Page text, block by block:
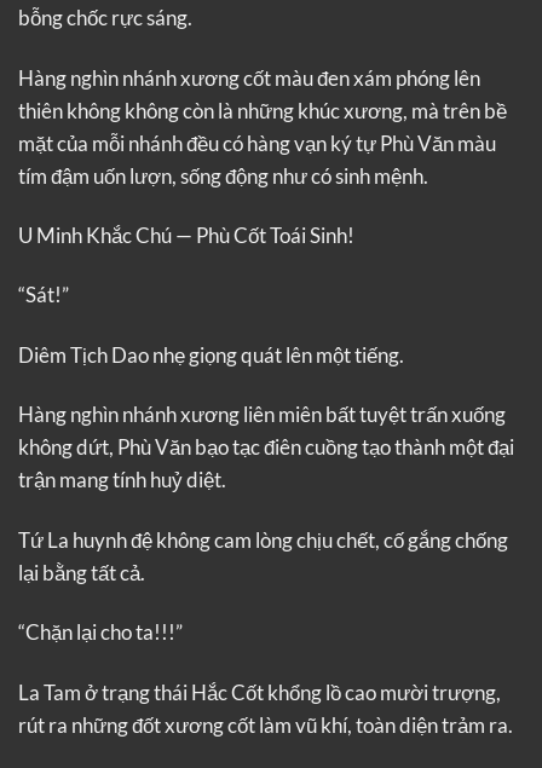
bỗng chốc rực sáng.
Hàng nghìn nhánh xương cốt màu đen xám phóng lên
thiên không không còn là những khúc xương, mà trên bề
mặt của mỗi nhánh đều có hàng vạn ký tự Phù Văn màu
tím đậm uốn lượn, sống động như có sinh mệnh.
U Minh Khắc Chú — Phù Cốt Toái Sinh!
“Sát!”
Diêm Tịch Dao nhẹ giọng quát lên một tiếng.
Hàng nghìn nhánh xương liên miên bất tuyệt trấn xuống
không dứt, Phù Văn bạo tạc điên cuồng tạo thành một đại
trận mang tính huỷ diệt.
Tứ La huynh đệ không cam lòng chịu chết, cố gắng chống
lại bằng tất cả.
“Chặn lại cho ta!!!”
La Tam ở trạng thái Hắc Cốt khổng lồ cao mười trượng,
rút ra những đốt xương cốt làm vũ khí, toàn diện trảm ra.